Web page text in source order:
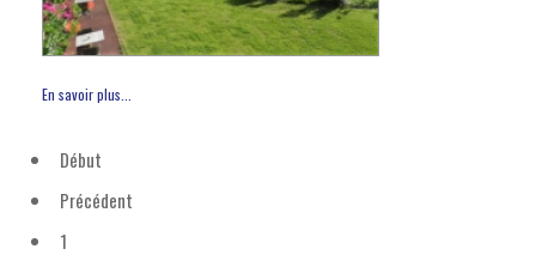
En savoir plus...
Début
Précédent
1